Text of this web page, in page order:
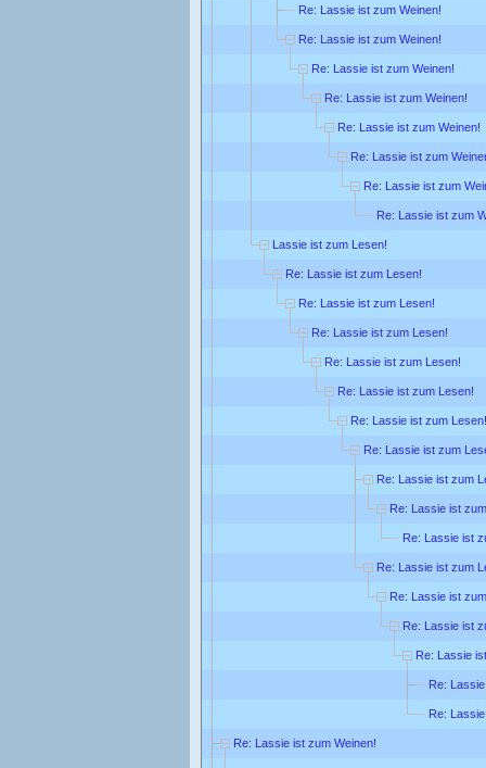
Re: Lassie ist zum Weinen!
Re: Lassie ist zum Weinen!
Re: Lassie ist zum Weinen!
Re: Lassie ist zum Weinen!
Re: Lassie ist zum Weinen!
Re: Lassie ist zum
Re: Lassie ist zum
Re: Lassie ist zum
Lassie ist zum Lesen!
Re: Lassie ist zum Lesen!
Re: Lassie ist zum Lesen!
Re: Lassie ist zum Lesen!
Re: Lassie ist zum Lesen!
Re: Lassie ist zum Lesen!
Re: Lassie ist zum Lesen!
Re: Lassie ist zum
Re: Lassie ist zum
Re: Lassie ist
Re: Lassie ist
Re: Lassie ist zum
Re: Lassie ist
Re: Lassie ist
Re: Lassie
Re:
Re:
Re: Lassie ist zum Weinen!